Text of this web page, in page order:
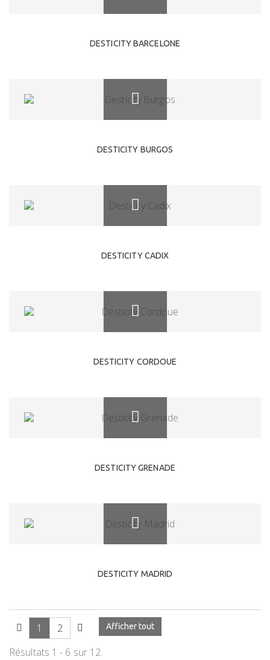
DESTICITY BARCELONE
DESTICITY BURGOS
DESTICITY CADIX
DESTICITY CORDOUE
DESTICITY GRENADE
DESTICITY MADRID
Afficher tout
1
2
Résultats 1 - 6 sur 12.